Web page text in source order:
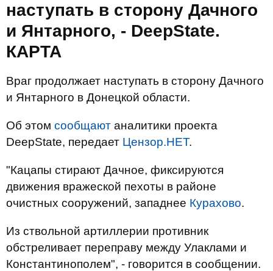
наступать в сторону Дачного
и Янтарного, - DeepState.
КАРТА
Враг продолжает наступать в сторону Дачного
и Янтарного в Донецкой области.
Об этом сообщают аналитики проекта
DeepState, передает Цензор.НЕТ.
"Кацапы стирают Дачное, фиксируются
движения вражеской пехоты в районе
очистных сооружений, западнее Курахово.
Из ствольной артиллерии противник
обстреливает переправу между Улаклами и
Константинополем", - говорится в сообщении.